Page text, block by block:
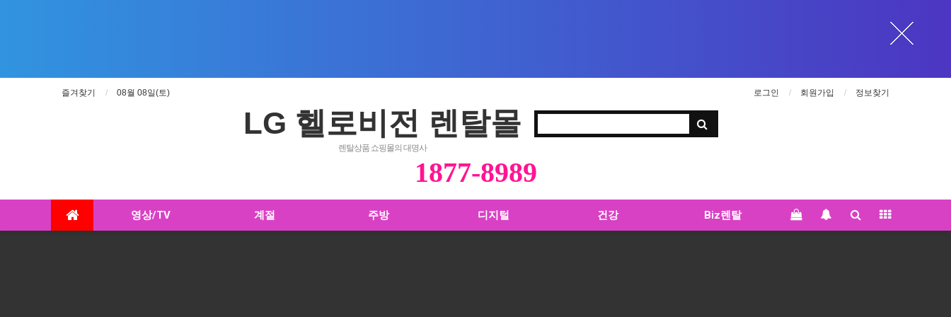
즐겨찾기 08월 08일(토) 로그인 회원가입 정보찾기
LG 헬로비전 렌탈몰
렌탈상품 쇼핑몰의 대명사
1877-8989
영상/TV 계절 주방 디지털 건강 Biz렌탈